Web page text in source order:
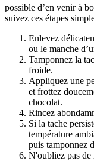
possible d’en venir à
suivez ces étapes
Enlevez
ou le manche
Tamponnez la
froide.
Appliquez une
et frottez
chocolat.
Rincez
Si la tache
température
puis tamponnez
N'oubliez pas de